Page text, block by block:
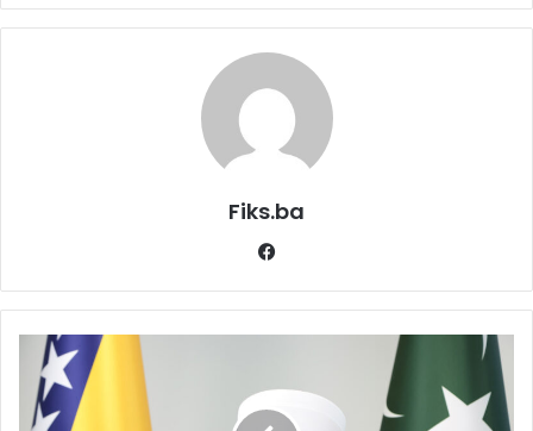
Fiks.ba
Reis
Kavazović
pisao
šefovima